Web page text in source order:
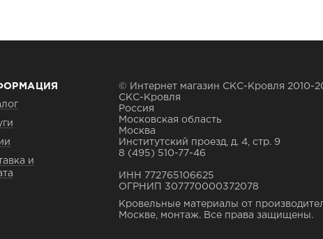
и
© Интернет магазин СКС-Кровля 2010-
СКС-Кровля
Россия
Московская область
Москва
Институтский проезд, д. 4, стр. 9
8 (495) 510-77-46
ИНН 772765106625
ОГРНИП 307770000372078
Кровельные материалы от
Москве, монтаж. Все права защищены.